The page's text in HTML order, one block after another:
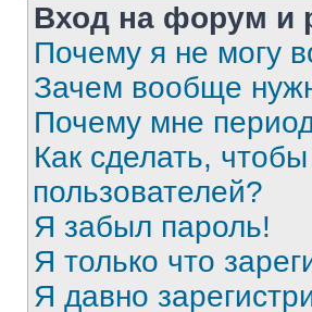
Вход на форум и
Почему я не могу
Зачем вообще
Почему мне
Как сделать,
пользователей?
Я забыл пароль!
Я только что
Я давно